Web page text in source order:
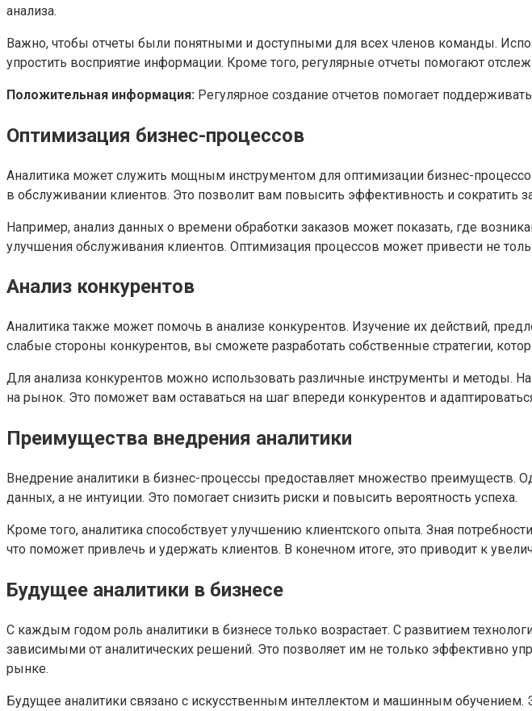
анализа.
Важно, чтобы отчеты были понятными и доступными для всех членов команды.
упростить восприятие информации. Кроме того, регулярные отчеты помогают
Положительная информация: Регулярное создание отчетов помогает
Оптимизация бизнес-процессов
Аналитика может служить мощным инструментом для оптимизации бизнес-
в обслуживании клиентов. Это позволит вам повысить эффективность и сократить
Например, анализ данных о времени обработки заказов может показать, где
улучшения обслуживания клиентов. Оптимизация процессов может привести не
Анализ конкурентов
Аналитика также может помочь в анализе конкурентов. Изучение их действий,
слабые стороны конкурентов, вы сможете разработать собственные стратегии,
Для анализа конкурентов можно использовать различные инструменты и
на рынок. Это поможет вам оставаться на шаг впереди конкурентов и
Преимущества внедрения аналитики
Внедрение аналитики в бизнес-процессы предоставляет множество
данных, а не интуиции. Это помогает снизить риски и повысить вероятность успеха.
Кроме того, аналитика способствует улучшению клиентского опыта. Зная
что поможет привлечь и удержать клиентов. В конечном итоге, это приводит к
Будущее аналитики в бизнесе
С каждым годом роль аналитики в бизнесе только возрастает. С развитием
зависимыми от аналитических решений. Это позволяет им не только эффективно
рынке.
Будущее аналитики связано с искусственным интеллектом и машинным